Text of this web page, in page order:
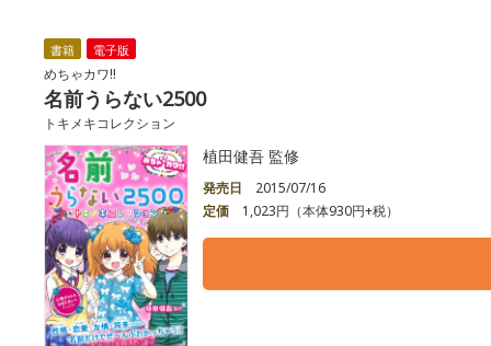
書籍 電子版
めちゃカワ!!
名前うらない2500
トキメキコレクション
植田健吾 監修
発売日
2015/07/16
定価
1,023円（本体930円+税）